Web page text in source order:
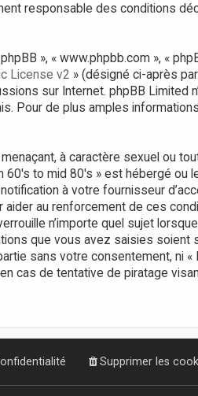
responsable des conditions
», « www.phpbb.com », «
License v2 » (désigné ci-après
sur Internet. phpBB Limited
Pour de plus amples
à caractère sexuel ou
60's to mid 80's » est hébergé ou
à votre fournisseur
au renforcement de ces
n’importe quel sujet
que vous avez saisies soient
sans votre consentement, ni «
cas de tentative de piratage
Supprimer les